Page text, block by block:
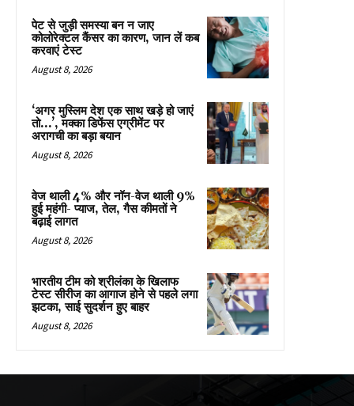
पेट से जुड़ी समस्या बन न जाए
कोलोरेक्टल कैंसर का कारण, जान लें कब
करवाएं टेस्ट
August 8, 2026
‘अगर मुस्लिम देश एक साथ खड़े हो जाएं
तो…’, मक्का डिफेंस एग्रीमेंट पर
अरागची का बड़ा बयान
August 8, 2026
वेज थाली 4% और नॉन-वेज थाली 9%
हुई महंगी- प्याज, तेल, गैस कीमतों ने
बढ़ाई लागत
August 8, 2026
भारतीय टीम को श्रीलंका के खिलाफ
टेस्ट सीरीज का आगाज होने से पहले लगा
झटका, साई सुदर्शन हुए बाहर
August 8, 2026